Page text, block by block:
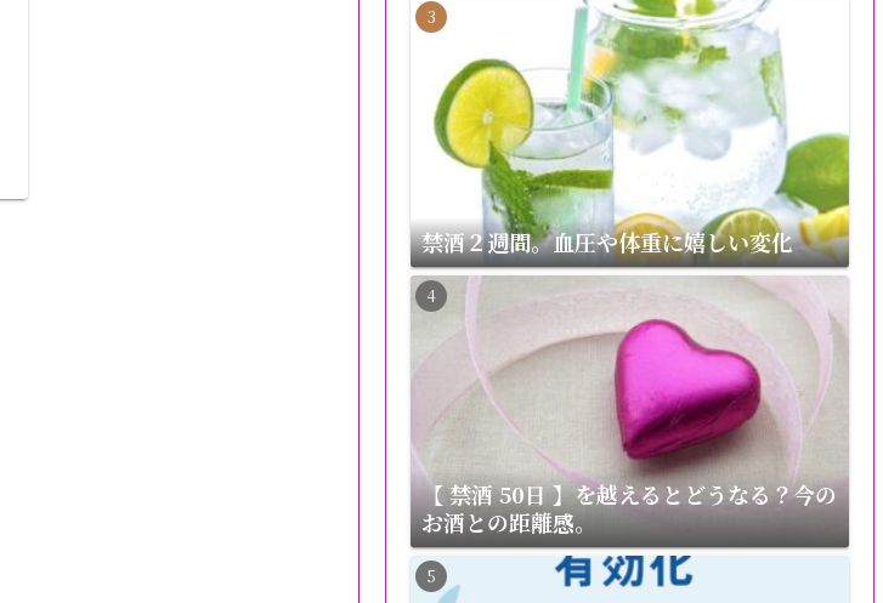
禁酒２週間。血圧や体重に嬉しい変化
【 禁酒 50日 】を越えるとどうなる？今の
お酒との距離感。